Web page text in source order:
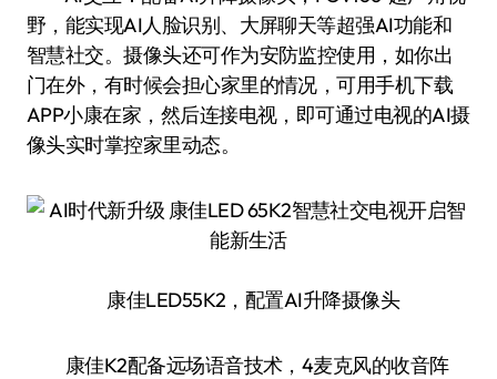
野，能实现AI人脸识别、大屏聊天等超强AI功能和
智慧社交。摄像头还可作为安防监控使用，如你出
门在外，有时候会担心家里的情况，可用手机下载
APP小康在家，然后连接电视，即可通过电视的AI摄
像头实时掌控家里动态。
康佳LED55K2，配置AI升降摄像头
康佳K2配备远场语音技术，4麦克风的收音阵